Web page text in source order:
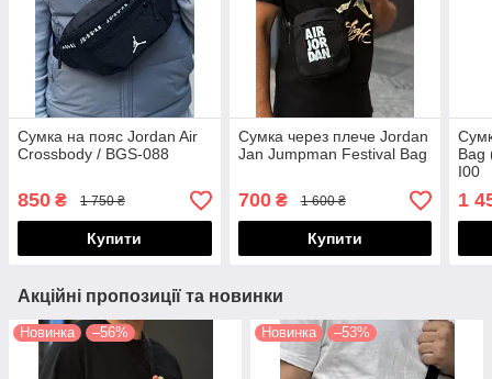
Сумка на пояс Jordan Air
Crossbody / BGS-088
850 ₴ 1 750 ₴
Купити
Сумка через плече Jordan
Jan Jumpman Festival Bag
700₴ 1 600 ₴
Купити
Bag
I00
1
Акційні пропозиції та новинки
Новинка –56% Новинка –53%